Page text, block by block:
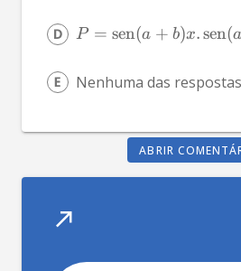
P = sen(a + b)x.sen(a
Nenhuma das
ABRIR